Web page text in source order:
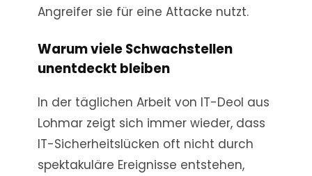
Angreifer sie für eine Attacke nutzt.
Warum viele Schwachstellen
unentdeckt bleiben
In der täglichen Arbeit von IT-Deol aus
Lohmar zeigt sich immer wieder, dass
IT-Sicherheitslücken oft nicht durch
spektakuläre Ereignisse entstehen,